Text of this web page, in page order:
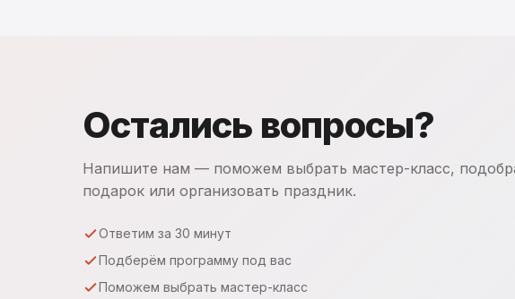
Остались вопросы?
Напишите нам — поможем выбрать мастер-класс,
подарок или организовать праздник.
Ответим за 30 минут
Подберём программу под вас
Поможем выбрать мастер-класс